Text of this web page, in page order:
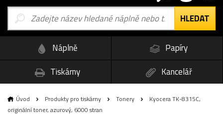
Náplně
Papíry
Tiskárny
Kancelář
Úvod Produkty pro tiskárny Tonery
Kyocera TK-8315C,
originální toner, azurový, 6000 stran